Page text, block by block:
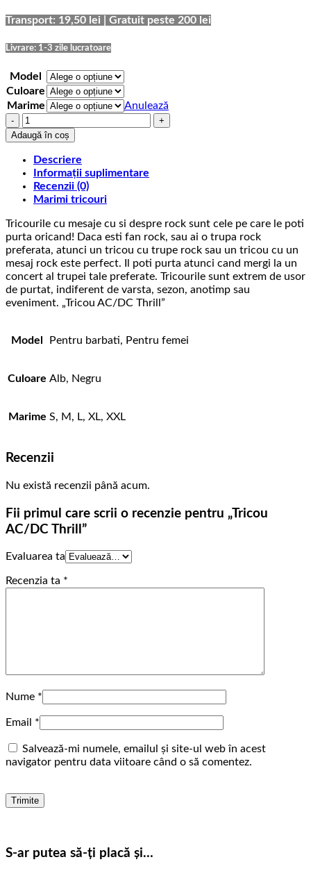
până
75,00 lei
Transport: 19,50 lei | Gratuit peste 200 lei
Livrare: 1-3 zile lucratoare
Model
Culoare
Marime
Anulează
Cantitate
Tricou
AC/DC
Thrill
Adaugă în coș
Descriere
Informații suplimentare
Recenzii (0)
Marimi tricouri
Tricourile cu mesaje cu si despre rock sunt cele pe care le poti
purta oricand! Daca esti fan rock, sau ai o trupa rock
preferata, atunci un tricou cu trupe rock sau un tricou cu un
mesaj rock este perfect. Il poti purta atunci cand mergi la un
concert al trupei tale preferate. Tricourile sunt extrem de usor
de purtat, indiferent de varsta, sezon, anotimp sau
eveniment. „Tricou AC/DC Thrill”
Model Pentru barbati, Pentru femei
Culoare Alb, Negru
Marime S, M, L, XL, XXL
Recenzii
Nu există recenzii până acum.
Fii primul care scrii o recenzie pentru „Tricou
AC/DC Thrill”
Evaluarea ta
Recenzia ta *
Nume *
Email *
Salvează-mi numele, emailul și site-ul web în acest
navigator pentru data viitoare când o să comentez.
S-ar putea să-ți placă și…